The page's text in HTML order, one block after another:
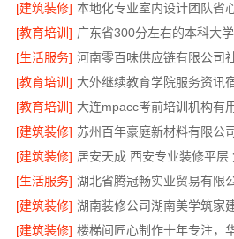
[建筑装修]
[教育培训]
[生活服务] 河南零百味供应链有限公司
[教育培训] 大外继续教育学院服务资讯
[教育培训] 大连mpacc考前培训机构有
[建筑装修] 苏州百年豪庭新材料有限公
[建筑装修] 居安天成 西安专业装修平层
[生活服务]
[建筑装修] 湖南装修公司湖南美学筑家
[建筑装修]